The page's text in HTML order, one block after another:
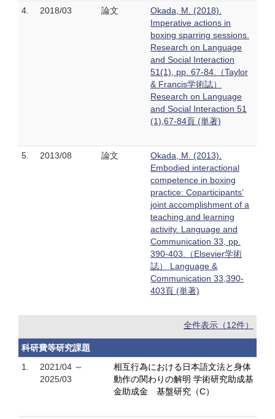
4. 2018/03 論文
Okada, M. (2018).
Imperative actions in
boxing sparring sessions.
Research on Language
and Social Interaction
51(1), pp. 67-84.（Taylor
& Francis学術誌）
Research on Language
and Social Interaction 51
(1),67-84頁 (単著)
5. 2013/08 論文
Okada, M. (2013).
Embodied interactional
competence in boxing
practice: Coparticipants’
joint accomplishment of a
teaching and learning
activity. Language and
Communication 33, pp.
390-403.（Elsevier学術
誌） Language &
Communication 33,390-
403頁 (単著)
全件表示（12件）
科研費等研究課題
1.
2021/04 ～
2025/03
相互行為における日本語文法と身体
動作の関わりの解明 学術研究助成基
金助成金 基盤研究（C）